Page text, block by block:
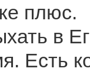
плюс.
в
Есть